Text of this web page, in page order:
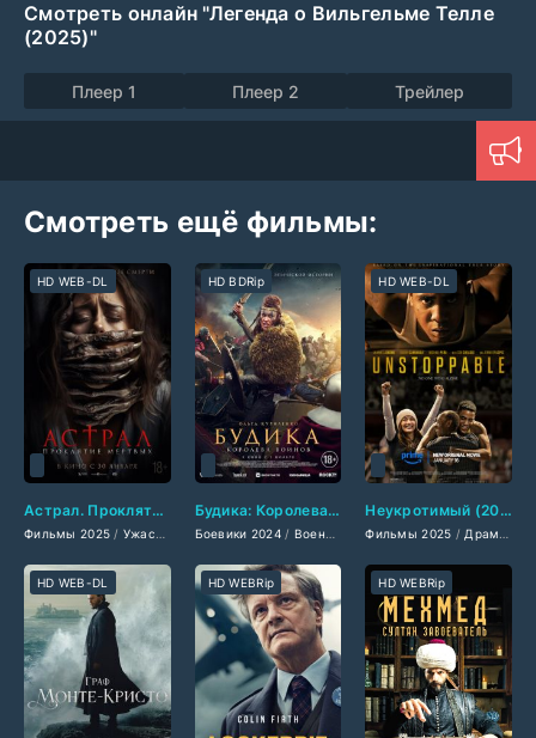
Смотреть онлайн "Легенда о Вильгельме Телле
(2025)"
Плеер 1 Плеер 2 Трейлер
Смотреть ещё фильмы:
Астрал. Проклятие мёртвых (2025)
Фильмы 2025 / Ужасы 2025 /Зарубежные фильмы 2025/Последние фильмы
HD WEB-DL
Будика: Королева воинов (2024)
Боевики 2024 / Военные фильмы 2024 /
HD BDRip
Неукротимый (2025)
Фильмы 2025 / Драмы 2025
HD WEB-DL
HD WEB-DL HD WEBRip HD WEBRip